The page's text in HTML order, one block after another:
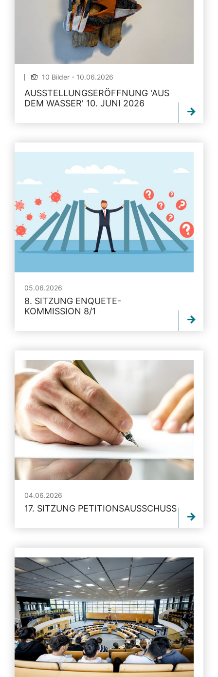
10 Bilder - 10.06.2026
AUSSTELLUNGSERÖFFNUNG 'AUS
DEM WASSER' 10. JUNI 2026
05.06.2026
8. SITZUNG ENQUETE-
KOMMISSION 8/1
04.06.2026
17. SITZUNG PETITIONSAUSSCHUSS